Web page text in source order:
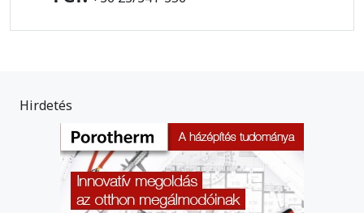
Hirdetés